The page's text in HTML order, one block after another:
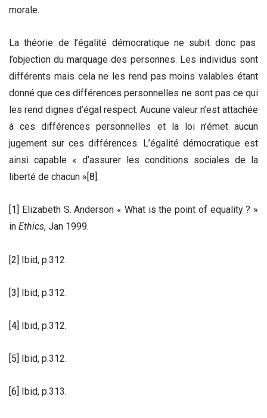
morale.
La théorie de l’égalité démocratique ne subit donc pas
l’objection du marquage des personnes. Les individus sont
différents mais cela ne les rend pas moins valables étant
donné que ces différences personnelles ne sont pas ce qui
les rend dignes d’égal respect. Aucune valeur n’est attachée
à ces différences personnelles et la loi n’émet aucun
jugement sur ces différences. L’égalité démocratique est
ainsi capable « d’assurer les conditions sociales de la
liberté de chacun » [8] .
[1]
Elizabeth S. Anderson « What is the point of equality ? »
in Ethics, Jan 1999.
[2] Ibid, p.312.
[3] Ibid, p.312.
[4] Ibid, p.312.
[5] Ibid, p.312.
[6] Ibid, p.313.